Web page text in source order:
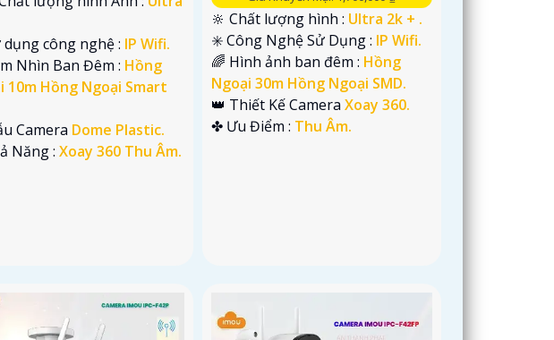
công nghệ : IP Wifi.
Nhìn Ban Đêm : Hồng
10m Hồng Ngoại Smart
Camera Dome Plastic.
Năng : Xoay 360 Thu Âm.
🔆 Chất lượng hình : Ultra 2k + .
✳️ Công Nghệ Sử Dụng : IP Wifi.
🌈 Hình ảnh ban đêm : Hồng
Ngoại 30m Hồng Ngoại SMD.
👑 Thiết Kế CameraXoay 360.
️✤ Ưu Điểm : Thu Âm.